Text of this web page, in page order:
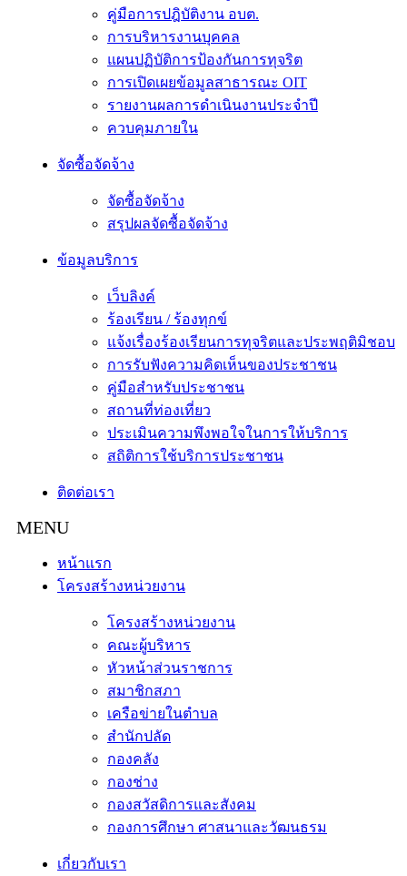
คู่มือการปฎิบัติงาน อบต.
การบริหารงานบุคคล
แผนปฏิบัติการป้องกันการทุจริต
การเปิดเผยข้อมูลสาธารณะ OIT
รายงานผลการดำเนินงานประจำปี
ควบคุมภายใน
จัดซื้อจัดจ้าง
จัดซื้อจัดจ้าง
สรุปผลจัดซื้อจัดจ้าง
ข้อมูลบริการ
เว็บลิงค์
ร้องเรียน / ร้องทุกข์
แจ้งเรื่องร้องเรียนการทุจริตและประพฤติมิชอบ
การรับฟังความคิดเห็นของประชาชน
คู่มือสำหรับประชาชน
สถานที่ท่องเที่ยว
ประเมินความพึงพอใจในการให้บริการ
สถิติการใช้บริการประชาชน
ติดต่อเรา
หน้าแรก
โครงสร้างหน่วยงาน
โครงสร้างหน่วยงาน
คณะผู้บริหาร
หัวหน้าส่วนราชการ
สมาชิกสภา
เครือข่ายในตำบล
สำนักปลัด
กองคลัง
กองช่าง
กองสวัสดิการและสังคม
กองการศึกษา ศาสนาและวัฒนธรม
เกี่ยวกับเรา